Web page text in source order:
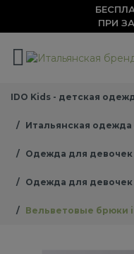
ПРИ
IDO Kids - детская
Итальянская одежда
Одежда для девочек
Одежда для девочек
Вельветовые брюки